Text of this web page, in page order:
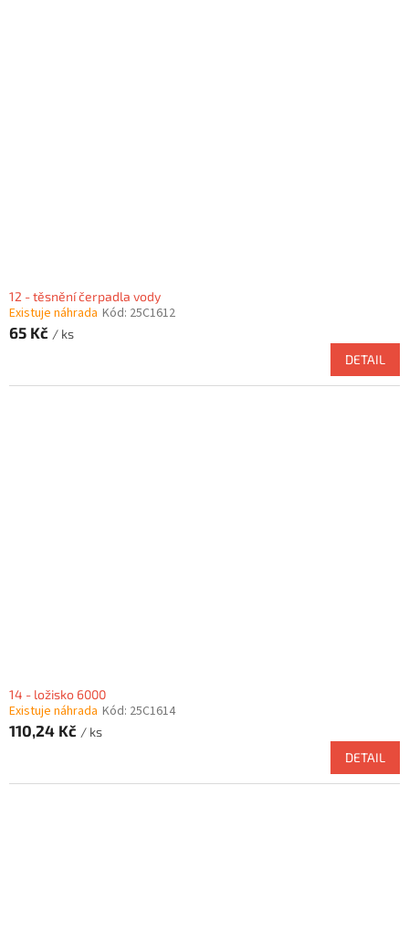
12 - těsnění čerpadla vody
Existuje náhrada Kód: 25C1612
65 Kč / ks
DETAIL
14 - ložisko 6000
Existuje náhrada Kód: 25C1614
110,24 Kč / ks
DETAIL